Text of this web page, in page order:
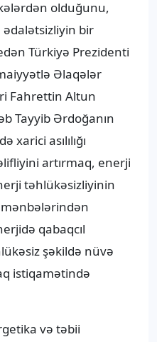
olduğunu,
ədalətsizliyin bir
Türkiyə Prezidenti
Əlaqələr
Fahrettin Altun
Tayyib Ərdoğanın
xarici asılılığı
artırmaq, enerji
təhlükəsizliyinin
qabaqcıl
şəkildə nüvə
istiqamətində
və təbii